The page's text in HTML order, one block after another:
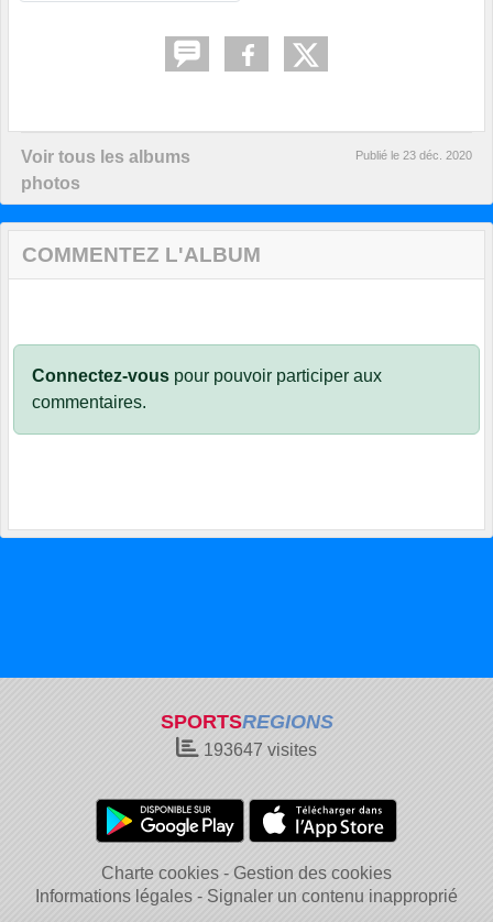
Voir tous les albums
photos
Publié le 23 déc. 2020
COMMENTEZ L'ALBUM
Connectez-vous pour pouvoir participer aux
commentaires.
SPORTSREGIONS
193647 visites
Charte cookies
Gestion des cookies
Informations légales
Signaler un contenu inapproprié